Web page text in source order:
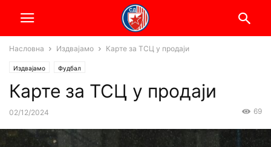
Насловна Издвајамо Карте за ТСЦ у продаји
Издвајамо Фудбал
Карте за ТСЦ у продаји
02/12/2024 69